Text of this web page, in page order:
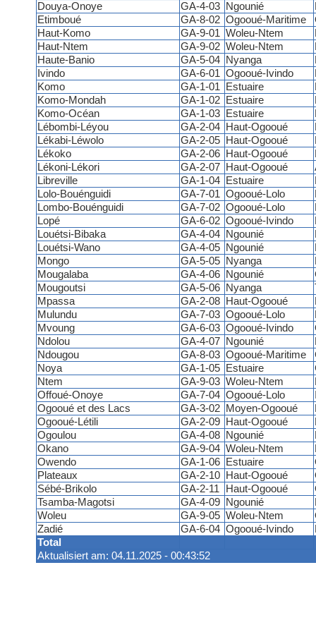
Total
Aktualisiert am: 04.11.2025 - 00:43:52
Douya-Onoye
GA-4-03 Ngounié
Etimboué
GA-8-02 Ogooué-Maritime
Haut-Komo
GA-9-01 Woleu-Ntem
Haut-Ntem
GA-9-02 Woleu-Ntem
Haute-Banio
GA-5-04 Nyanga
Ivindo
GA-6-01 Ogooué-Ivindo
Komo
GA-1-01 Estuaire
Komo-Mondah
GA-1-02 Estuaire
Komo-Océan
GA-1-03 Estuaire
Lébombi-Léyou
GA-2-04 Haut-Ogooué
Lékabi-Léwolo
GA-2-05 Haut-Ogooué
Lékoko
GA-2-06 Haut-Ogooué
Lékoni-Lékori
GA-2-07 Haut-Ogooué
Libreville
GA-1-04 Estuaire
Lolo-Bouénguidi
GA-7-01 Ogooué-Lolo
Lombo-Bouénguidi
GA-7-02 Ogooué-Lolo
Lopé
GA-6-02 Ogooué-Ivindo
Louétsi-Bibaka
GA-4-04 Ngounié
Louétsi-Wano
GA-4-05 Ngounié
Mongo
GA-5-05 Nyanga
Mougalaba
GA-4-06 Ngounié
Mougoutsi
GA-5-06 Nyanga
Mpassa
GA-2-08 Haut-Ogooué
Mulundu
GA-7-03 Ogooué-Lolo
Mvoung
GA-6-03 Ogooué-Ivindo
Ndolou
GA-4-07 Ngounié
Ndougou
GA-8-03 Ogooué-Maritime
Noya
GA-1-05 Estuaire
Ntem
GA-9-03 Woleu-Ntem
Offoué-Onoye
GA-7-04 Ogooué-Lolo
Ogooué et des Lacs
GA-3-02 Moyen-Ogooué
Ogooué-Létili
GA-2-09 Haut-Ogooué
Ogoulou
GA-4-08 Ngounié
Okano
GA-9-04 Woleu-Ntem
Owendo
GA-1-06 Estuaire
Plateaux
GA-2-10 Haut-Ogooué
Sébé-Brikolo
GA-2-11 Haut-Ogooué
Tsamba-Magotsi
GA-4-09 Ngounié
Woleu
GA-9-05 Woleu-Ntem
Zadié
GA-6-04 Ogooué-Ivindo